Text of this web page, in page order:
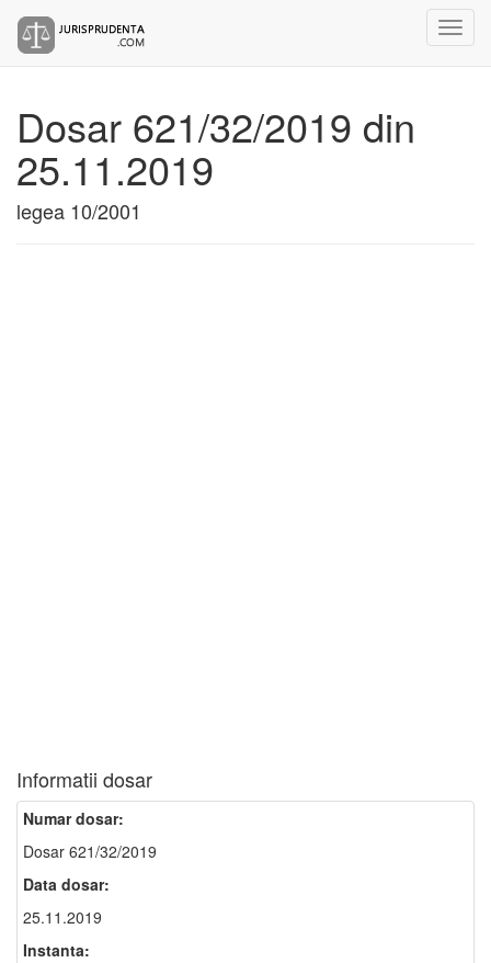
Dosar 621/32/2019 din
25.11.2019
legea 10/2001
Informatii dosar
Numar dosar:
Dosar 621/32/2019
Data dosar:
25.11.2019
Instanta: